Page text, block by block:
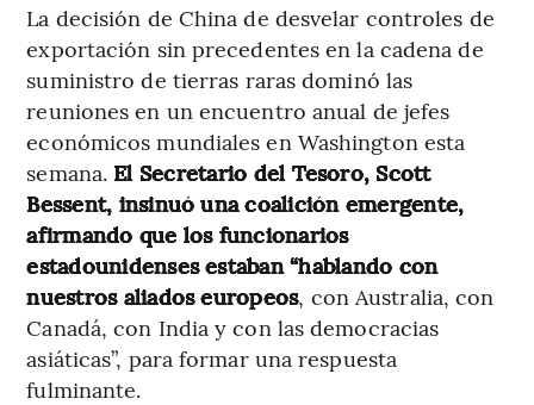
La decisión de China de desvelar controles de
exportación sin precedentes en la cadena de
suministro de tierras raras dominó las
reuniones en un encuentro anual de jefes
económicos mundiales en Washington esta
semana. El Secretario del Tesoro, Scott
Bessent, insinuó una coalición emergente,
afirmando que los funcionarios
estadounidenses estaban “hablando con
nuestros aliados europeos, con Australia, con
Canadá, con India y con las democracias
asiáticas”, para formar una respuesta
fulminante.